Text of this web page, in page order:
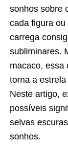
sonhos sobre
cada figura
carrega
subliminares.
macaco, essa
torna a
Neste artigo,
possíveis
selvas
sonhos.